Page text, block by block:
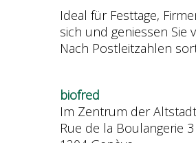
Ideal für Festtage,
sich und geniessen Sie
Nach Postleitzahlen
biofred
Im Zentrum der Altstadt
Rue de la Boulangerie 3